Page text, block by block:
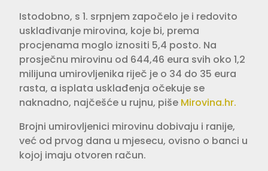
Istodobno, s 1. srpnjem započelo je i redovito
usklađivanje mirovina, koje bi, prema
procjenama moglo iznositi 5,4 posto. Na
prosječnu mirovinu od 644,46 eura svih oko 1,2
milijuna umirovljenika riječ je o 34 do 35 eura
rasta, a isplata usklađenja očekuje se
naknadno, najčešće u rujnu, piše Mirovina.hr.
Brojni umirovljenici mirovinu dobivaju i ranije,
već od prvog dana u mjesecu, ovisno o banci u
kojoj imaju otvoren račun.